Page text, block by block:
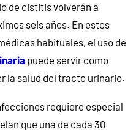
de cistitis volverán a
seis años. En estos
habituales, el uso de
puede servir como
la salud del tracto urinario.
requiere especial
que una de cada 30